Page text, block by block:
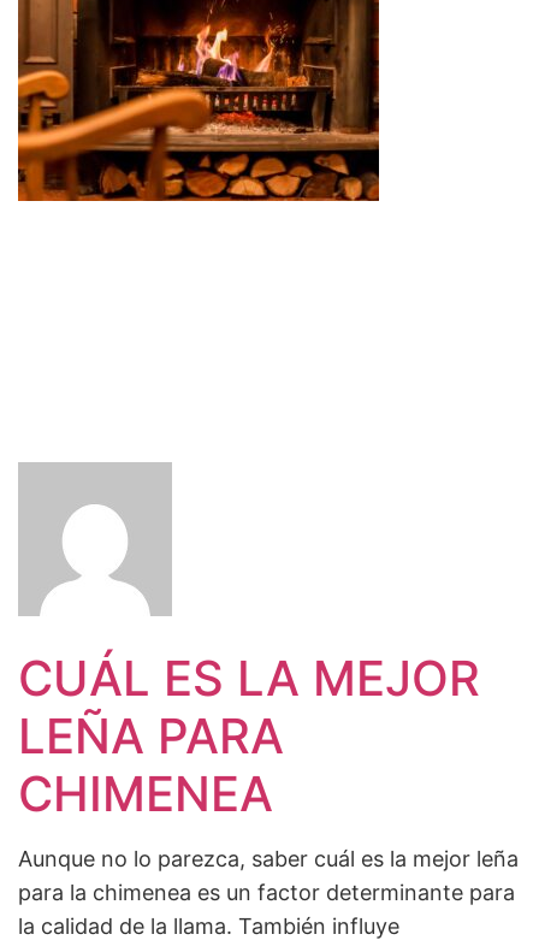
CUÁL ES LA MEJOR
LEÑA PARA
CHIMENEA
Aunque no lo parezca, saber cuál es la mejor leña
para la chimenea es un factor determinante para
la calidad de la llama. También influye